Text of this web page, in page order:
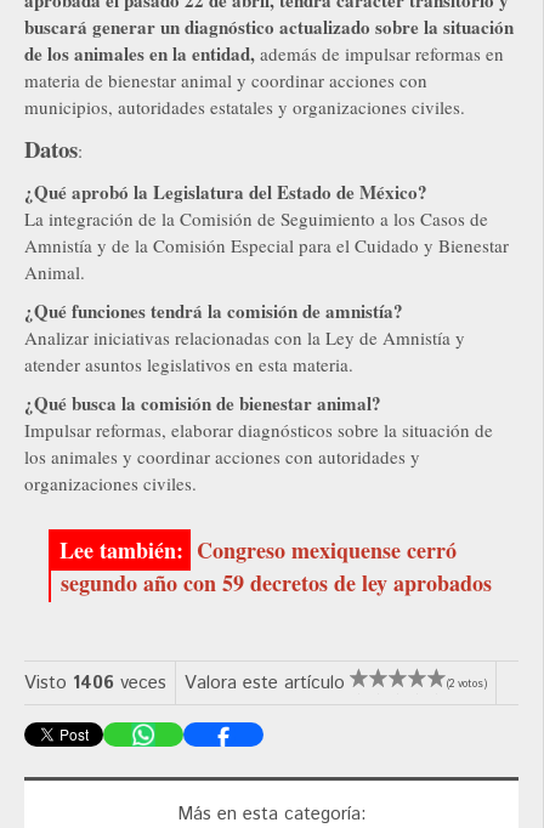
buscará generar un diagnóstico actualizado sobre la situación
de los animales en la entidad, además de impulsar reformas en
materia de bienestar animal y coordinar acciones con
municipios, autoridades estatales y organizaciones civiles.
Datos:
¿Qué aprobó la Legislatura del Estado de México?
La integración de la Comisión de Seguimiento a los Casos de
Amnistía y de la Comisión Especial para el Cuidado y Bienestar
Animal.
¿Qué funciones tendrá la comisión de amnistía?
Analizar iniciativas relacionadas con la Ley de Amnistía y
atender asuntos legislativos en esta materia.
¿Qué busca la comisión de bienestar animal?
Impulsar reformas, elaborar diagnósticos sobre la situación de
los animales y coordinar acciones con autoridades y
organizaciones civiles.
Congreso mexiquense cerró
segundo año con 59 decretos de ley aprobados
Visto 1406 veces Valora este artículo (2 votos)
Más en esta categoría: